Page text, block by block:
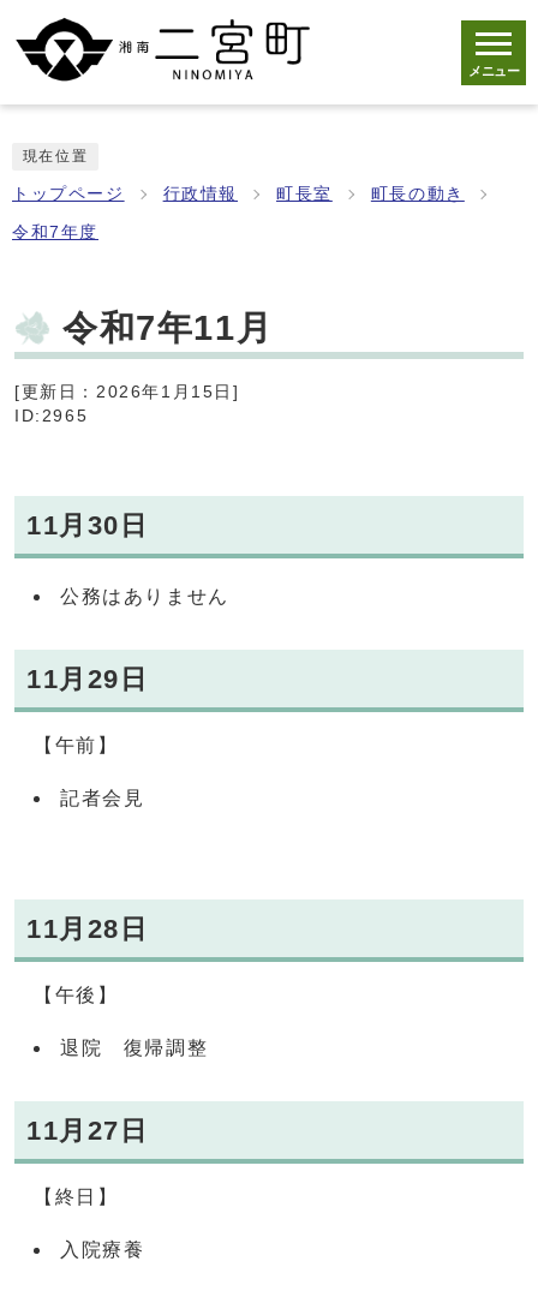
メニュー
現在位置
トップページ 行政情報 町長室 町長の動き
令和7年度
令和7年11月
[更新日：2026年1月15日]
ID:2965
11月30日
公務はありません
11月29日
【午前】
記者会見
11月28日
【午後】
退院 復帰調整
11月27日
【終日】
入院療養